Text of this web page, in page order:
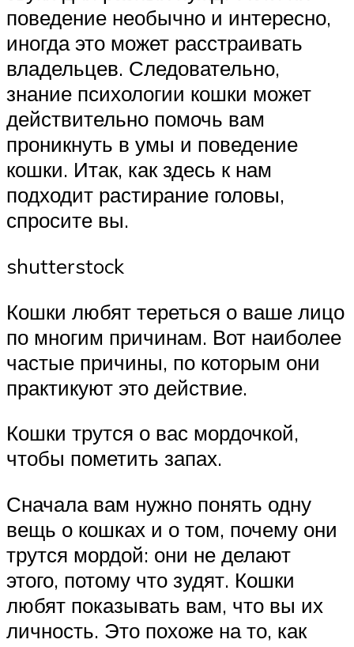
поведение необычно и интересно,
иногда это может расстраивать
владельцев. Следовательно,
знание психологии кошки может
действительно помочь вам
проникнуть в умы и поведение
кошки. Итак, как здесь к нам
подходит растирание головы,
спросите вы.
shutterstock
Кошки любят тереться о ваше лицо
по многим причинам. Вот наиболее
частые причины, по которым они
практикуют это действие.
Кошки трутся о вас мордочкой,
чтобы пометить запах.
Сначала вам нужно понять одну
вещь о кошках и о том, почему они
трутся мордой: они не делают
этого, потому что зудят. Кошки
любят показывать вам, что вы их
личность. Это похоже на то, как